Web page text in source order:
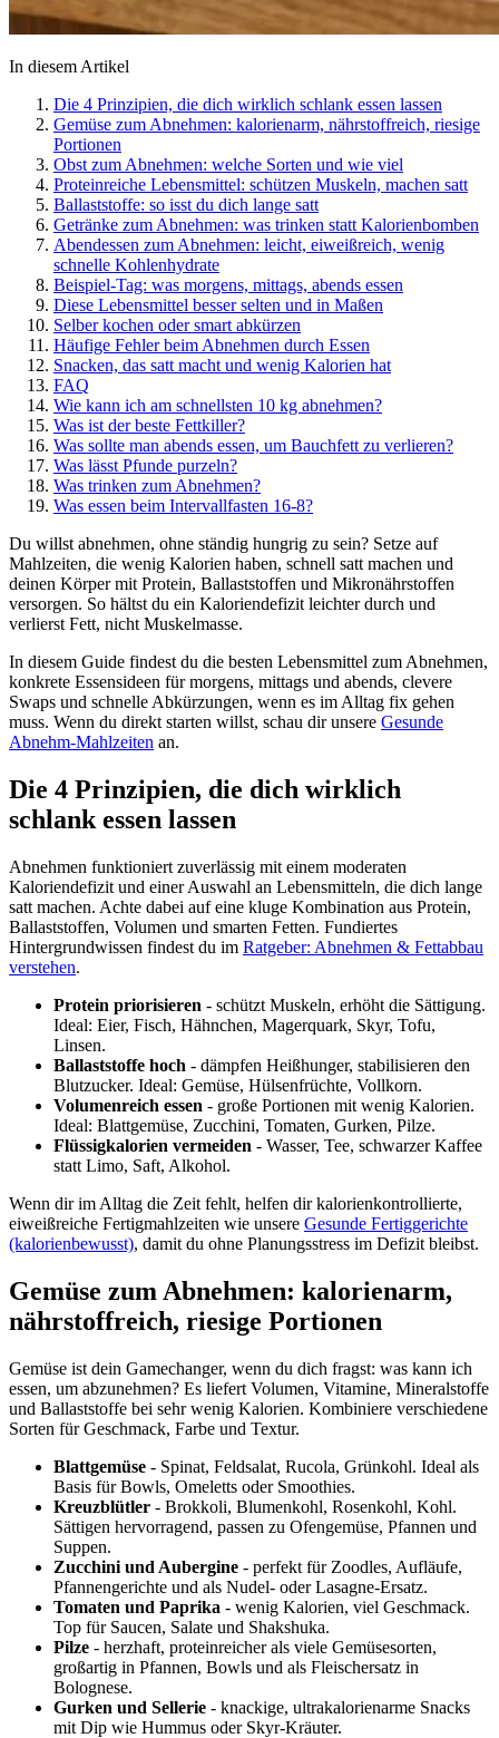
In diesem Artikel
Die 4 Prinzipien, die dich wirklich schlank essen lassen
Gemüse zum Abnehmen: kalorienarm, nährstoffreich, riesige
Portionen
Obst zum Abnehmen: welche Sorten und wie viel
Proteinreiche Lebensmittel: schützen Muskeln, machen satt
Ballaststoffe: so isst du dich lange satt
Getränke zum Abnehmen: was trinken statt Kalorienbomben
Abendessen zum Abnehmen: leicht, eiweißreich, wenig
schnelle Kohlenhydrate
Beispiel-Tag: was morgens, mittags, abends essen
Diese Lebensmittel besser selten und in Maßen
Selber kochen oder smart abkürzen
Häufige Fehler beim Abnehmen durch Essen
Snacken, das satt macht und wenig Kalorien hat
FAQ
Wie kann ich am schnellsten 10 kg abnehmen?
Was ist der beste Fettkiller?
Was sollte man abends essen, um Bauchfett zu verlieren?
Was lässt Pfunde purzeln?
Was trinken zum Abnehmen?
Was essen beim Intervallfasten 16-8?
Du willst abnehmen, ohne ständig hungrig zu sein? Setze auf
Mahlzeiten, die wenig Kalorien haben, schnell satt machen und
deinen Körper mit Protein, Ballaststoffen und Mikronährstoffen
versorgen. So hältst du ein Kaloriendefizit leichter durch und
verlierst Fett, nicht Muskelmasse.
In diesem Guide findest du die besten Lebensmittel zum Abnehmen,
konkrete Essensideen für morgens, mittags und abends, clevere
Swaps und schnelle Abkürzungen, wenn es im Alltag fix gehen
muss. Wenn du direkt starten willst, schau dir unsere Gesunde
Abnehm-Mahlzeiten an.
Die 4 Prinzipien, die dich wirklich
schlank essen lassen
Abnehmen funktioniert zuverlässig mit einem moderaten
Kaloriendefizit und einer Auswahl an Lebensmitteln, die dich lange
satt machen. Achte dabei auf eine kluge Kombination aus Protein,
Ballaststoffen, Volumen und smarten Fetten. Fundiertes
Hintergrundwissen findest du im Ratgeber: Abnehmen & Fettabbau
verstehen.
Protein priorisieren - schützt Muskeln, erhöht die Sättigung.
Ideal: Eier, Fisch, Hähnchen, Magerquark, Skyr, Tofu,
Linsen.
Ballaststoffe hoch - dämpfen Heißhunger, stabilisieren den
Blutzucker. Ideal: Gemüse, Hülsenfrüchte, Vollkorn.
Volumenreich essen - große Portionen mit wenig Kalorien.
Ideal: Blattgemüse, Zucchini, Tomaten, Gurken, Pilze.
Flüssigkalorien vermeiden - Wasser, Tee, schwarzer Kaffee
statt Limo, Saft, Alkohol.
Wenn dir im Alltag die Zeit fehlt, helfen dir kalorienkontrollierte,
eiweißreiche Fertigmahlzeiten wie unsere Gesunde Fertiggerichte
(kalorienbewusst), damit du ohne Planungsstress im Defizit bleibst.
Gemüse zum Abnehmen: kalorienarm,
nährstoffreich, riesige Portionen
Gemüse ist dein Gamechanger, wenn du dich fragst: was kann ich
essen, um abzunehmen? Es liefert Volumen, Vitamine, Mineralstoffe
und Ballaststoffe bei sehr wenig Kalorien. Kombiniere verschiedene
Sorten für Geschmack, Farbe und Textur.
Blattgemüse - Spinat, Feldsalat, Rucola, Grünkohl. Ideal als
Basis für Bowls, Omeletts oder Smoothies.
Kreuzblütler - Brokkoli, Blumenkohl, Rosenkohl, Kohl.
Sättigen hervorragend, passen zu Ofengemüse, Pfannen und
Suppen.
Zucchini und Aubergine - perfekt für Zoodles, Aufläufe,
Pfannengerichte und als Nudel- oder Lasagne-Ersatz.
Tomaten und Paprika - wenig Kalorien, viel Geschmack.
Top für Saucen, Salate und Shakshuka.
Pilze - herzhaft, proteinreicher als viele Gemüsesorten,
großartig in Pfannen, Bowls und als Fleischersatz in
Bolognese.
Gurken und Sellerie - knackige, ultrakalorienarme Snacks
mit Dip wie Hummus oder Skyr-Kräuter.